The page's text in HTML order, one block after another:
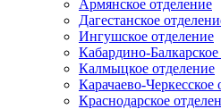
Армянское отделение
Дагестанское
Ингушское отделение
Кабардино-
Калмыцкое отделение
Карачаево-Черкесское
Краснодарское